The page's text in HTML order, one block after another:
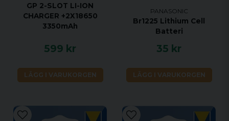
GP 2-SLOT LI-ION
CHARGER +2X18650
3350mAh
599 kr
LÄGG I VARUKORGEN
PANASONIC
Br1225 Lithium Cell
Batteri
35 kr
LÄGG I VARUKORGEN